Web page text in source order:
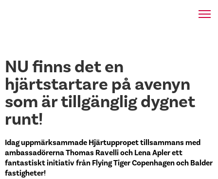
NU finns det en
hjärtstartare på avenyn
som är tillgänglig dygnet
runt!
Idag uppmärksammade Hjärtuppropet tillsammans med
ambassadörerna Thomas Ravelli och Lena Apler ett
fantastiskt initiativ från Flying Tiger Copenhagen och Balder
fastigheter!